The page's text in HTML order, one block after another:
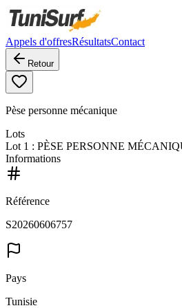
Appels d'offresRésultatsContact
Retour
Pèse personne mécanique
Lots
Lot 1 : PÈSE PERSONNE
Informations
Référence
S20260606757
Pays
Tunisie